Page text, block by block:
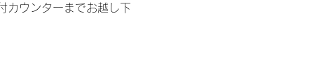
カウンターまでお越し下